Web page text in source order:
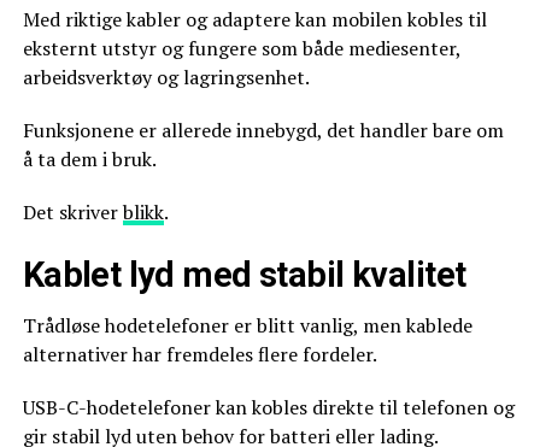
Med riktige kabler og adaptere kan mobilen kobles til
eksternt utstyr og fungere som både mediesenter,
arbeidsverktøy og lagringsenhet.
Funksjonene er allerede innebygd, det handler bare om
å ta dem i bruk.
Det skriverblikk.
Kablet lyd med stabil kvalitet
Trådløse hodetelefoner er blitt vanlig, men kablede
alternativer har fremdeles flere fordeler.
USB-C-hodetelefoner kan kobles direkte til telefonen og
gir stabil lyd uten behov for batteri eller lading.